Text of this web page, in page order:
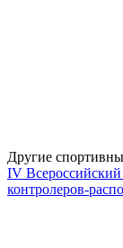
Другие
IV Всероссийский
контролеров-